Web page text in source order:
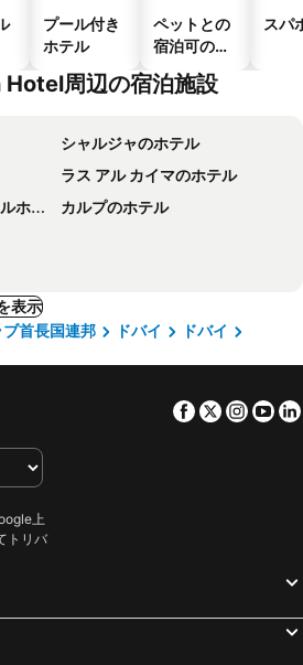
プール付き
ホテル
ペットとの
宿泊可のホ
テル
スパ
周辺の宿泊施設
シャルジャのホテル
ラス アル カイマのホテル
テル
カルプのホテル
表示
ブ首長国連邦 ドバイ
ドバイ
Facebook
Twitter
上
トリバ